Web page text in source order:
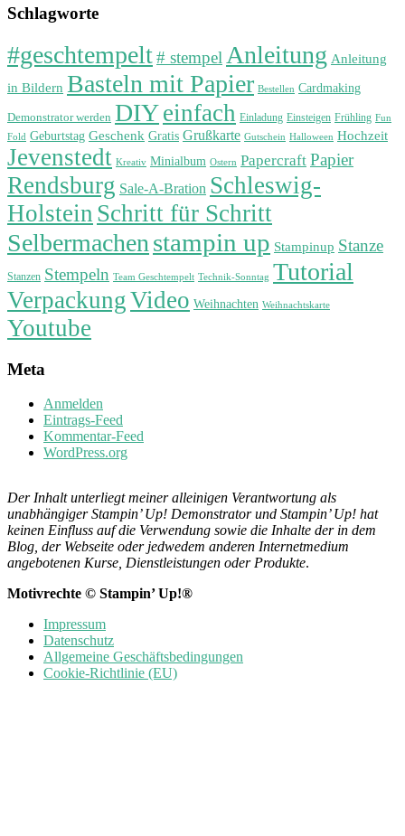
Schlagworte
#geschtempelt# stempel Anleitung Anleitung
in Bildern Basteln mit Papier Bestellen Cardmaking
Demonstrator werden DIYeinfach Einladung Einsteigen Frühling Fun
Fold Geburtstag Geschenk Gratis Grußkarte Gutschein Halloween Hochzeit
Jevenstedt Kreativ Minialbum Ostern Papercraft Papier
Rendsburg Sale-A-Bration Schleswig-
Holstein Schritt für Schritt
Selbermachen stampin up Stampinup Stanze
Stanzen Stempeln Team Geschtempelt Technik-Sonntag Tutorial
VerpackungVideo Weihnachten Weihnachtskarte
Youtube
Meta
Anmelden
Eintrags-Feed
Kommentar-Feed
WordPress.org
Der Inhalt unterliegt meiner alleinigen Verantwortung als
unabhängiger Stampin’ Up! Demonstrator und Stampin’ Up! hat
keinen Einfluss auf die Verwendung sowie die Inhalte der in dem
Blog, der Webseite oder jedwedem anderen Internetmedium
angebotenen Kurse, Dienstleistungen oder Produkte.
Motivrechte © Stampin’ Up!®
Impressum
Datenschutz
Allgemeine Geschäftsbedingungen
Cookie-Richtlinie (EU)